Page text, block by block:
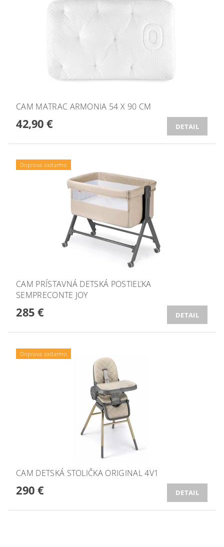
CAM MATRAC ARMONIA 54 X 90 CM
42,90 € DETAIL
Doprava zadarmo
CAM PRÍSTAVNÁ DETSKÁ POSTIEĽKA
SEMPRECONTE JOY
285 € DETAIL
Doprava zadarmo
CAM DETSKÁ STOLIČKA ORIGINAL 4V1
290 € DETAIL